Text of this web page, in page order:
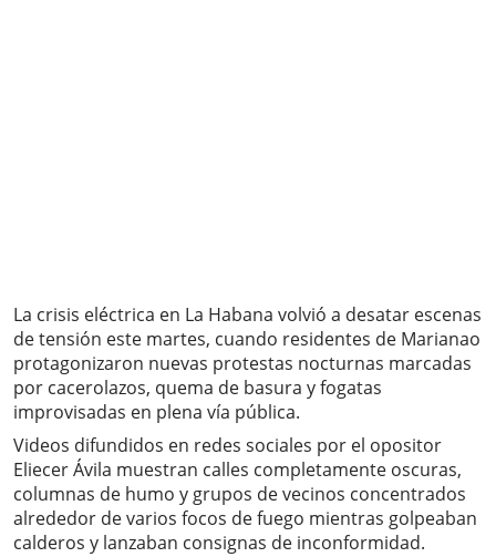
La crisis eléctrica en La Habana volvió a desatar escenas
de tensión este martes, cuando residentes de Marianao
protagonizaron nuevas protestas nocturnas marcadas
por cacerolazos, quema de basura y fogatas
improvisadas en plena vía pública.
Videos difundidos en redes sociales por el opositor
Eliecer Ávila muestran calles completamente oscuras,
columnas de humo y grupos de vecinos concentrados
alrededor de varios focos de fuego mientras golpeaban
calderos y lanzaban consignas de inconformidad.